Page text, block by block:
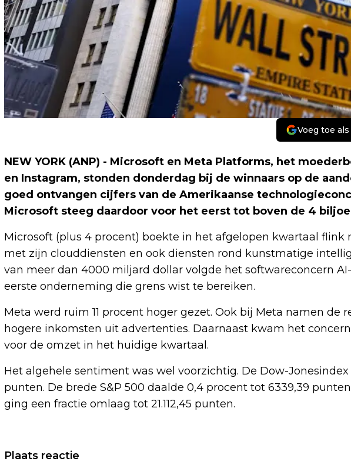
Voeg toe
NEW YORK (ANP) - Microsoft en Meta Platforms, het
en Instagram, stonden donderdag bij de winnaars op de
goed ontvangen cijfers van de Amerikaanse
Microsoft steeg daardoor voor het eerst tot boven de 4
Microsoft (plus 4 procent) boekte in het afgelopen kwartaal flink
met zijn clouddiensten en ook diensten rond kunstmatige
van meer dan 4000 miljard dollar volgde het softwareconcern
eerste onderneming die grens wist te bereiken.
Meta werd ruim 11 procent hoger gezet. Ook bij Meta namen de
hogere inkomsten uit advertenties. Daarnaast kwam het
voor de omzet in het huidige kwartaal.
Het algehele sentiment was wel voorzichtig. De Dow-
punten. De brede S&P 500 daalde 0,4 procent tot 6339,39
ging een fractie omlaag tot 21.112,45 punten.
Vorig artikel
Plaats reactie